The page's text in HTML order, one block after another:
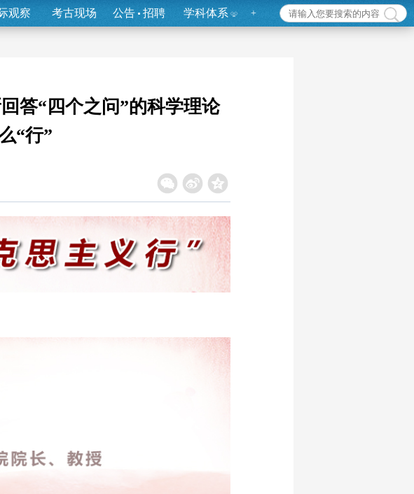
观察 考古现场 公告 招聘 学科体系 +
答“四个之问”的科学理论
“行”